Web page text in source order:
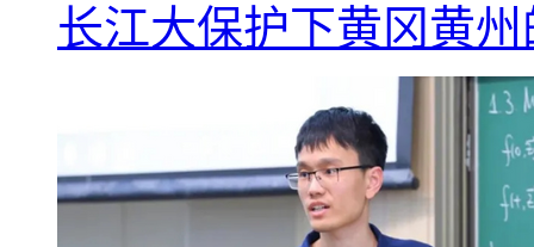
长江大保护下黄冈黄